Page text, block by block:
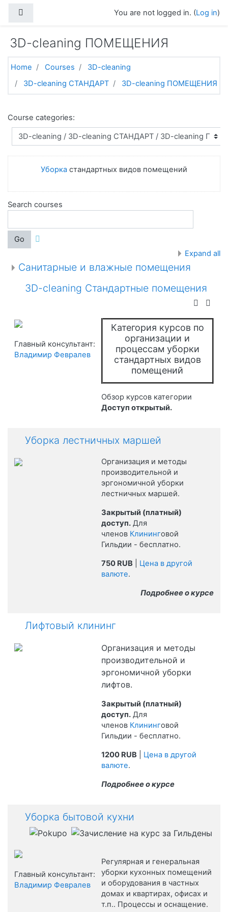
You are not logged in. (Log in)
3D-cleaning ПОМЕЩЕНИЯ
Home Courses
3D-cleaning
3D-cleaning СТАНДАРТ
3D-cleaning ПОМЕЩЕНИЯ
Course categories:
Уборка стандартных видов помещений
Search courses
Go
Expand all
Санитарные и влажные помещения
3D-cleaning Стандартные помещения
Категория курсов по
организации и
процессам уборки
стандартных видов
помещений
Обзор курсов категории
Доступ открытый.
Главный консультант:
Владимир Февралев
Уборка лестничных маршей
Организация и методы
производительной и
эргономичной уборки
лестничных маршей.
Закрытый (платный)
доступ. Для
членов Клининговой
Гильдии - бесплатно.
750 RUB
Цена в другой
валюте.
Подробнее о курсе
Лифтовый клининг
Организация и методы
производительной и
эргономичной уборки
лифтов.
Закрытый (платный)
доступ.Для
членов Клининговой
Гильдии - бесплатно.
1200 RUB
Цена в другой
валюте.
Подробнее о курсе
Уборка бытовой кухни
Регулярная и генеральная
уборки кухонных помещений
и оборудования в частных
домах и квартирах, офисах и
т.п.. Процессы и оснащение.
Главный консультант:
Владимир Февралев